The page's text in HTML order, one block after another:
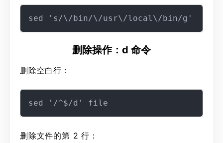
删除操作：d 命令
删除空白行：
删除文件的第 2 行：